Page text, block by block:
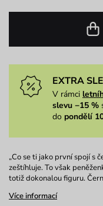
EXTRA
V rámci
slevu −15 %
do pondělí
„Co se ti jako první spojí s
zeštíhluje. To však
totiž dokonalou figuru.
Více informací